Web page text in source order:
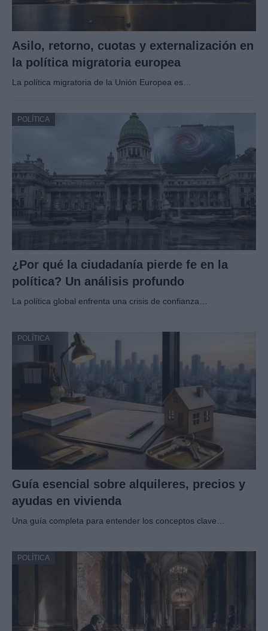
Asilo, retorno, cuotas y externalización en
la política migratoria europea
La política migratoria de la Unión Europea es…
POLÍTICA
¿Por qué la ciudadanía pierde fe en la
política? Un análisis profundo
La política global enfrenta una crisis de confianza…
POLÍTICA
Guía esencial sobre alquileres, precios y
ayudas en vivienda
Una guía completa para entender los conceptos clave…
POLÍTICA